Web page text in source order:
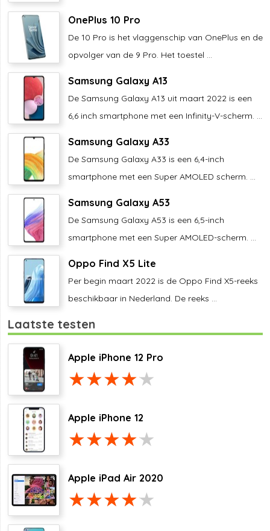
OnePlus 10 Pro
De 10 Pro is het vlaggenschip van OnePlus en de
opvolger van de 9 Pro. Het toestel ...
Samsung Galaxy A13
De Samsung Galaxy A13 uit maart 2022 is een
6,6 inch smartphone met een Infinity-V-scherm. ...
Samsung Galaxy A33
De Samsung Galaxy A33 is een 6,4-inch
smartphone met een Super AMOLED scherm. ...
Samsung Galaxy A53
De Samsung Galaxy A53 is een 6,5-inch
smartphone met een Super AMOLED-scherm. ...
Oppo Find X5 Lite
Per begin maart 2022 is de Oppo Find X5-reeks
beschikbaar in Nederland. De reeks ...
Laatste testen
Apple iPhone 12 Pro
Apple iPhone 12
Apple iPad Air 2020